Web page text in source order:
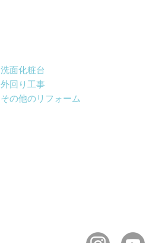
洗面化粧台
外回り工事
その他のリフォーム